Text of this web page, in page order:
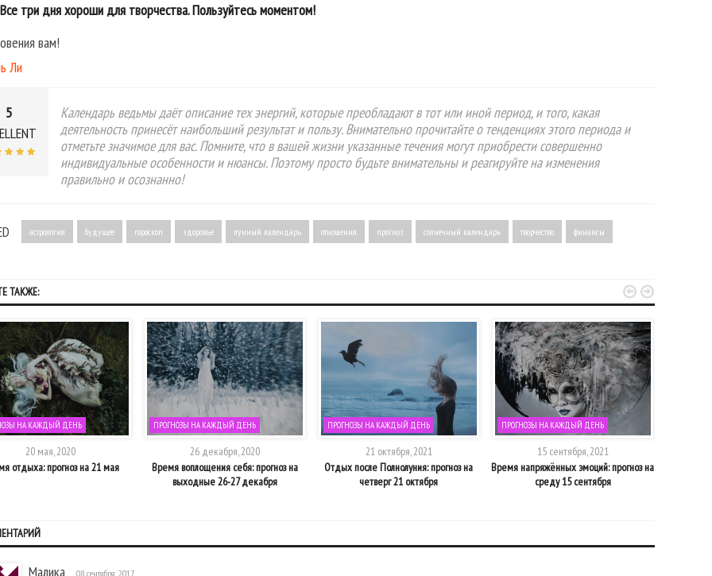
Все три дня хороши для творчества. Пользуйтесь моментом!
вам!
Ли
5
Календарь ведьмы даёт описание тех энергий, которые преобладают в тот или иной период, и того, какая
деятельность принесёт наибольший результат и пользу. Внимательно прочитайте о тенденциях этого периода и
отметьте значимое для вас. Помните, что в вашей жизни указанные течения могут приобрести совершенно
индивидуальные особенности и нюансы. Поэтому просто будьте внимательны и реагируйте на изменения
правильно и осознанно!
астрология будущее гороскоп здоровье лунный календарь отношения прогноз солнечный календарь творчество финансы
ТАКЖЕ:
НА КАЖДЫЙ ДЕНЬ
20 мая, 2020
отдыха: прогноз на 21 мая
ПРОГНОЗЫ НА КАЖДЫЙ ДЕНЬ
26 декабря, 2020
Время воплощения себя: прогноз на
выходные 26-27 декабря
ПРОГНОЗЫ НА КАЖДЫЙ ДЕНЬ
21 октября, 2021
Отдых после Полнолуния: прогноз на
четверг 21 октября
ПРОГНОЗЫ НА КАЖДЫЙ ДЕНЬ
15 сентября, 2021
Время напряжённых эмоций: прогноз на
среду 15 сентября
 
Малика 08 сентября, 2017